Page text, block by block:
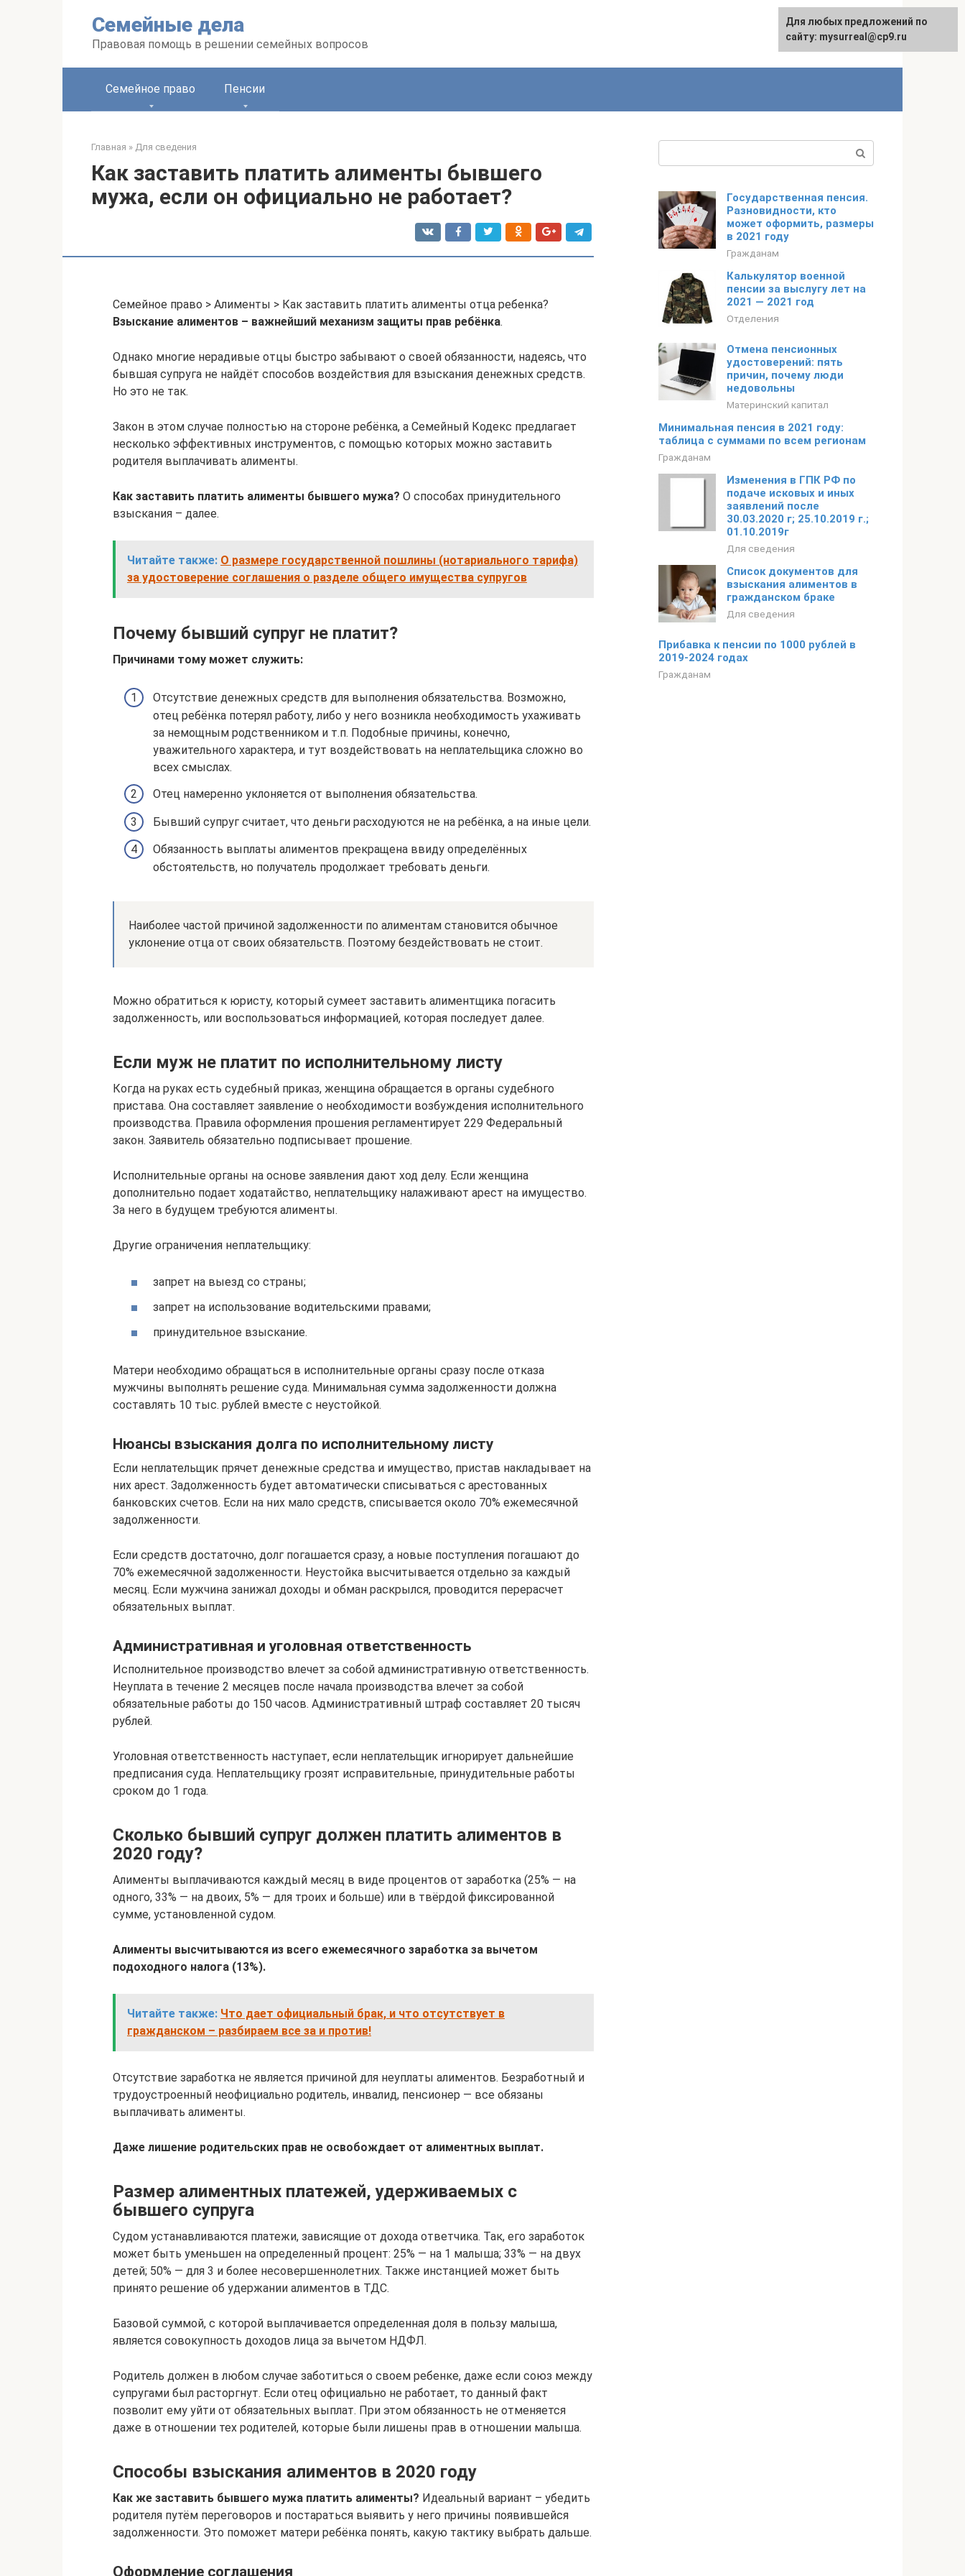
Семейные дела
Правовая помощь в решении семейных вопросов
Семейное право Пенсии
Главная » Для сведения
Как заставить платить алименты бывшего
мужа, если он официально не работает?
Семейное право > Алименты > Как заставить платить алименты отца ребенка?
Взыскание алиментов – важнейший механизм защиты прав ребёнка.
Однако многие нерадивые отцы быстро забывают о своей обязанности, надеясь, что
бывшая супруга не найдёт способов воздействия для взыскания денежных средств.
Но это не так.
Закон в этом случае полностью на стороне ребёнка, а Семейный Кодекс предлагает
несколько эффективных инструментов, с помощью которых можно заставить
родителя выплачивать алименты.
Как заставить платить алименты бывшего мужа? О способах принудительного
взыскания – далее.
Читайте также: О размере государственной пошлины (нотариального тарифа)
за удостоверение соглашения о разделе общего имущества супругов
Почему бывший супруг не платит?
Причинами тому может служить:
Отсутствие денежных средств для выполнения обязательства. Возможно,
отец ребёнка потерял работу, либо у него возникла необходимость ухаживать
за немощным родственником и т.п. Подобные причины, конечно,
уважительного характера, и тут воздействовать на неплательщика сложно во
всех смыслах.
Отец намеренно уклоняется от выполнения обязательства.
Бывший супруг считает, что деньги расходуются не на ребёнка, а на иные цели.
Обязанность выплаты алиментов прекращена ввиду определённых
обстоятельств, но получатель продолжает требовать деньги.
Наиболее частой причиной задолженности по алиментам становится обычное
уклонение отца от своих обязательств. Поэтому бездействовать не стоит.
Можно обратиться к юристу, который сумеет заставить алиментщика погасить
задолженность, или воспользоваться информацией, которая последует далее.
Если муж не платит по исполнительному листу
Когда на руках есть судебный приказ, женщина обращается в органы судебного
пристава. Она составляет заявление о необходимости возбуждения исполнительного
производства. Правила оформления прошения регламентирует 229 Федеральный
закон. Заявитель обязательно подписывает прошение.
Исполнительные органы на основе заявления дают ход делу. Если женщина
дополнительно подает ходатайство, неплательщику налаживают арест на имущество.
За него в будущем требуются алименты.
Другие ограничения неплательщику:
запрет на выезд со страны;
запрет на использование водительскими правами;
принудительное взыскание.
Матери необходимо обращаться в исполнительные органы сразу после отказа
мужчины выполнять решение суда. Минимальная сумма задолженности должна
составлять 10 тыс. рублей вместе с неустойкой.
Нюансы взыскания долга по исполнительному листу
Если неплательщик прячет денежные средства и имущество, пристав накладывает на
них арест. Задолженность будет автоматически списываться с арестованных
банковских счетов. Если на них мало средств, списывается около 70% ежемесячной
задолженности.
Если средств достаточно, долг погашается сразу, а новые поступления погашают до
70% ежемесячной задолженности. Неустойка высчитывается отдельно за каждый
месяц. Если мужчина занижал доходы и обман раскрылся, проводится перерасчет
обязательных выплат.
Административная и уголовная ответственность
Исполнительное производство влечет за собой административную ответственность.
Неуплата в течение 2 месяцев после начала производства влечет за собой
обязательные работы до 150 часов. Административный штраф составляет 20 тысяч
рублей.
Уголовная ответственность наступает, если неплательщик игнорирует дальнейшие
предписания суда. Неплательщику грозят исправительные, принудительные работы
сроком до 1 года.
Сколько бывший супруг должен платить алиментов в
2020 году?
Алименты выплачиваются каждый месяц в виде процентов от заработка (25% — на
одного, 33% — на двоих, 5% — для троих и больше) или в твёрдой фиксированной
сумме, установленной судом.
Алименты высчитываются из всего ежемесячного заработка за вычетом
подоходного налога (13%).
Читайте также: Что дает официальный брак, и что отсутствует в
гражданском – разбираем все за и против!
Отсутствие заработка не является причиной для неуплаты алиментов. Безработный и
трудоустроенный неофициально родитель, инвалид, пенсионер — все обязаны
выплачивать алименты.
Даже лишение родительских прав не освобождает от алиментных выплат.
Размер алиментных платежей, удерживаемых с
бывшего супруга
Судом устанавливаются платежи, зависящие от дохода ответчика. Так, его заработок
может быть уменьшен на определенный процент: 25% — на 1 малыша; 33% — на двух
детей; 50% — для 3 и более несовершеннолетних. Также инстанцией может быть
принято решение об удержании алиментов в ТДС.
Базовой суммой, с которой выплачивается определенная доля в пользу малыша,
является совокупность доходов лица за вычетом НДФЛ.
Родитель должен в любом случае заботиться о своем ребенке, даже если союз между
супругами был расторгнут. Если отец официально не работает, то данный факт
позволит ему уйти от обязательных выплат. При этом обязанность не отменяется
даже в отношении тех родителей, которые были лишены прав в отношении малыша.
Способы взыскания алиментов в 2020 году
Как же заставить бывшего мужа платить алименты? Идеальный вариант – убедить
родителя путём переговоров и постараться выявить у него причины появившейся
задолженности. Это поможет матери ребёнка понять, какую тактику выбрать дальше.
Оформление соглашения
Государственная пенсия.
Разновидности, кто
может оформить, размеры
в 2021 году
Гражданам
Калькулятор военной
пенсии за выслугу лет на
2021 — 2021 год
Отделения
Отмена пенсионных
удостоверений: пять
причин, почему люди
недовольны
Материнский капитал
Минимальная пенсия в 2021 году:
таблица с суммами по всем регионам
Гражданам
Изменения в ГПК РФ по
подаче исковых и иных
заявлений после
30.03.2020 г; 25.10.2019 г.;
01.10.2019г
Для сведения
Список документов для
взыскания алиментов в
гражданском браке
Для сведения
Прибавка к пенсии по 1000 рублей в
2019-2024 годах
Гражданам
Для любых предложений по
сайту: mysurreal@cp9.ru